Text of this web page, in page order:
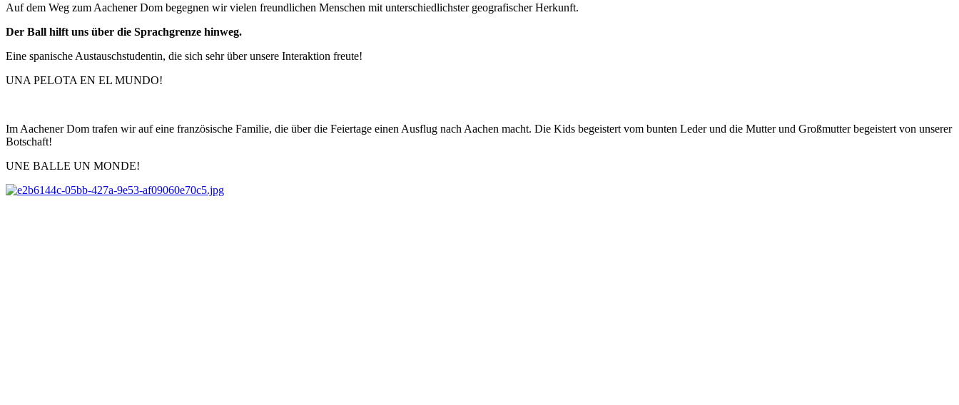
Auf dem Weg zum Aachener Dom begegnen wir vielen freundlichen Menschen mit unterschiedlichster geografischer Herkunft.
Der Ball hilft uns über die Sprachgrenze hinweg.
Eine spanische Austauschstudentin, die sich sehr über unsere Interaktion freute!
UNA PELOTA EN EL MUNDO!
Im Aachener Dom trafen wir auf eine französische Familie, die über die Feiertage einen Ausflug nach Aachen macht. Die Kids begeistert vom bunten Leder und die Mutter und Großmutter begeistert von unserer
Botschaft!
UNE BALLE UN MONDE!